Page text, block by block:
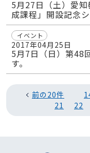
5月27日（土）愛
成課程」開設記念
イベント
2017年04月25日
5月7日（日）第48
す。
前の20件
21
22